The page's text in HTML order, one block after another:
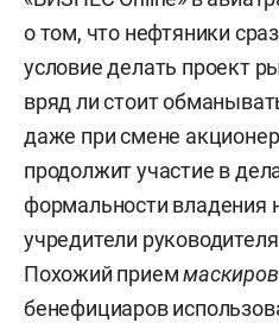
о том, что нефтяники
условие делать проект
вряд ли стоит
даже при смене
продолжит участие в
формальности владения
учредители
Похожий прием
бенефициаров